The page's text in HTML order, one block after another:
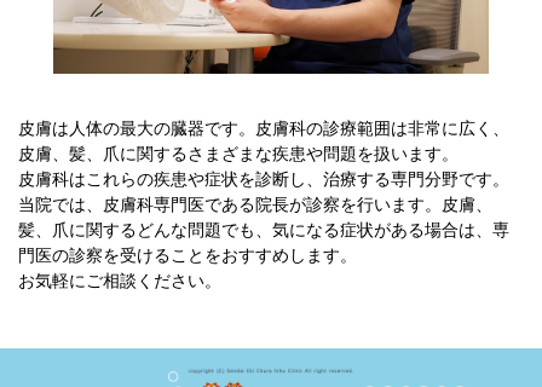
皮膚は人体の最大の臓器です。皮膚科の診療範囲は非常に広く、
皮膚、髪、爪に関するさまざまな疾患や問題を扱います。
皮膚科はこれらの疾患や症状を診断し、治療する専門分野です。
当院では、皮膚科専門医である院長が診察を行います。皮膚、
髪、爪に関するどんな問題でも、気になる症状がある場合は、専
門医の診察を受けることをおすすめします。
お気軽にご相談ください。